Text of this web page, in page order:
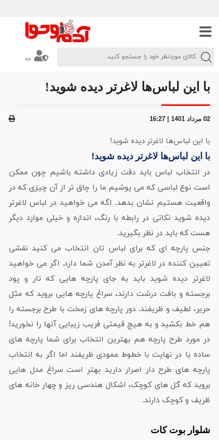
ورود
با این لباس‌ها لاغرتر دیده شوید!
02 مرداد 1401 | 16:27
با این لباس‌ها لاغرتر دیده شوید!
با این لباس‌ها لاغرتر دیده شوید!
در انتخاب لباس باید دقت زیادی داشته باشیم چون ممکن
است نوع لباسی که می پوشیم ما را چاق تر از آن چیزی که در
واقعیت هستیم نشان بدهد. اگه می خواهید در لباس لاغرتر
دیده شوید نکاتی در رابطه با رنگ، اندازه و خیلی موارد دیگر
هست که باید در نظر بگیرید.
جنس پارچه ای که برای لباس تان انتخاب می کنید نقشی
تعیین کننده در لاغرتر به نظر آمدن شما دارد. اگر می خواهید
لاغرتر دیده شوید باید به جای پارچه هایی که تار و پود
برجسته و بافت درشت دارند، سراغ پارچه هایی بروید که مثل
حریر، لطیف و ظریفند. دور پارچه های زمخت با طرح برجسته را
هم خط بکشید و به هیچ قیمتی فریب زیبایی آنها را نخورید!
در مورد طرح پارچه هم بهترین انتخاب برای شما پارچه های
ساده یا در نهایت با خطوط عمودی ظریفند اما اگر به انتخاب
پارچه های طرح دار اصرار دارید بهتر است سراغ مدل هایی
بروید که گل های کوچک، اشکال هندسی ریز و چهار خانه های
ظریف و کوچک دارند.
شلوار بوت کات